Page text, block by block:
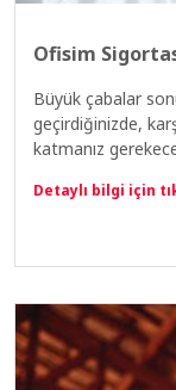
Ofisim
Büyük çabalar
geçirdiğinizde,
katmanız
Detaylı bilgi için